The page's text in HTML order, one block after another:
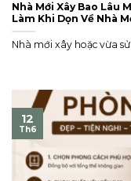
Nhà Mới Xây Bao Lâu
Làm Khi Dọn Về Nhà
Nhà mới xây hoặc vừa
12
Th6